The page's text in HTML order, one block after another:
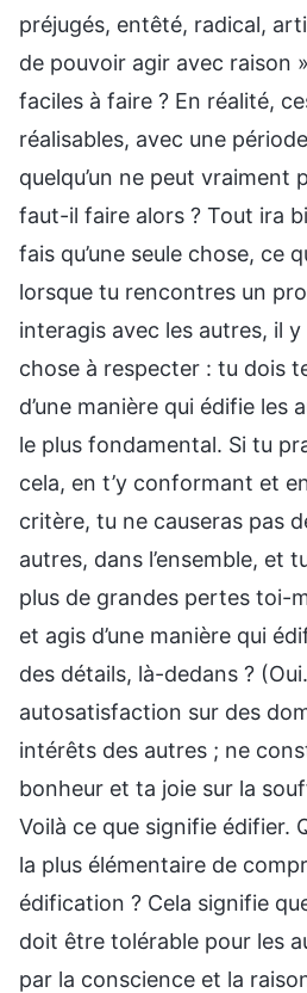
préjugés, entêté, radical,
de pouvoir agir avec raison
faciles à faire ? En réalité,
réalisables, avec une
quelqu’un ne peut vraiment
faut-il faire alors ? Tout ira
fais qu’une seule chose, ce
lorsque tu rencontres un
interagis avec les autres, il
chose à respecter : tu dois
d’une manière qui édifie les
le plus fondamental. Si tu
cela, en t’y conformant et
critère, tu ne causeras pas
autres, dans l’ensemble, et
plus de grandes pertes toi-
et agis d’une manière qui
des détails, là-dedans ?
autosatisfaction sur des
intérêts des autres ; ne
bonheur et ta joie sur la
Voilà ce que signifie édifier.
la plus élémentaire de
édification ? Cela signifie
doit être tolérable pour les
par la conscience et la